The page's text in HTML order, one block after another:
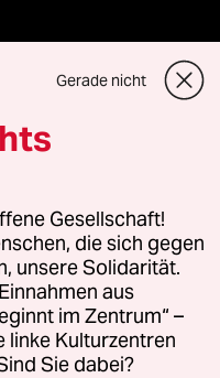
oder für Genehmigungen
Richtlinien
Impressum AGB
Gerade nicht
Gesellschaft!
die sich gegen
unsere Solidarität.
aus
im Zentrum“ –
linke Kulturzentren
Sie dabei?